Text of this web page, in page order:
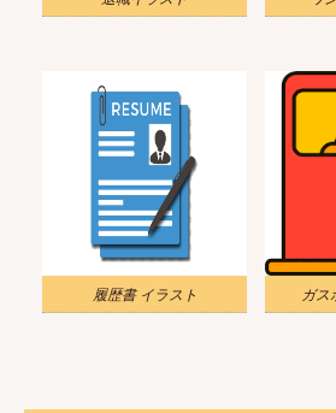
履歴書 イラスト ガス